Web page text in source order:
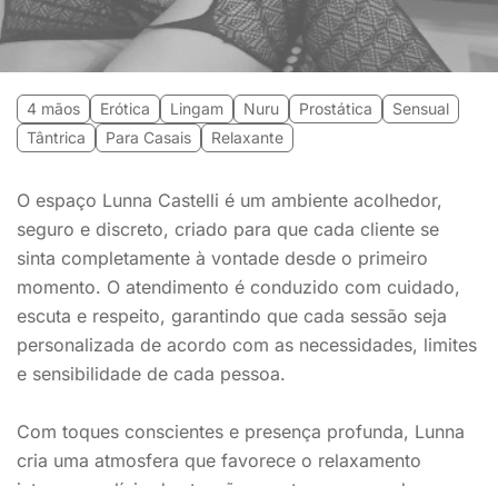
4 mãos Erótica Lingam Nuru Prostática
Sensual
Tântrica
Para Casais Relaxante
O espaço Lunna Castelli é um ambiente acolhedor,
seguro e discreto, criado para que cada cliente se
sinta completamente à vontade desde o primeiro
momento. O atendimento é conduzido com cuidado,
escuta e respeito, garantindo que cada sessão seja
personalizada de acordo com as necessidades, limites
e sensibilidade de cada pessoa.
Com toques conscientes e presença profunda, Lunna
cria uma atmosfera que favorece o relaxamento